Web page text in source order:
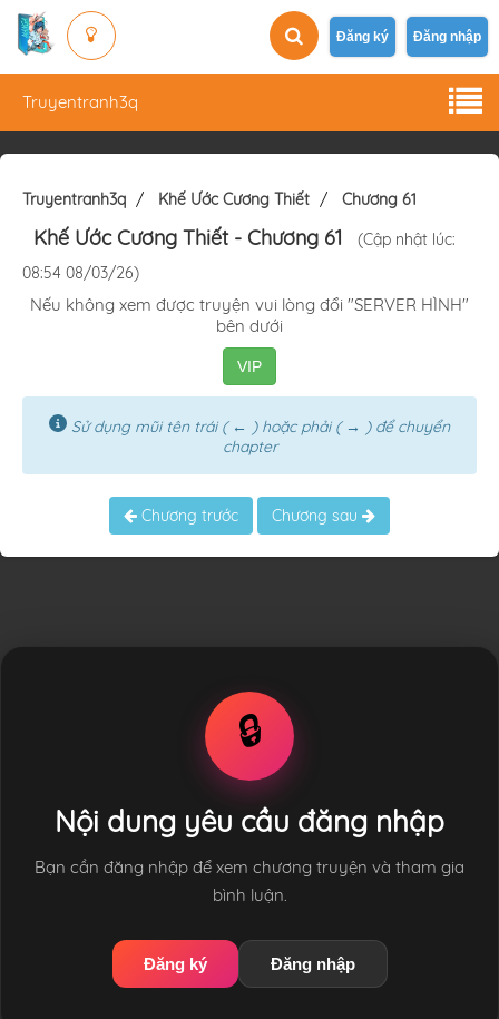
Đăng ký Đăng nhập
Truyentranh3q
Truyentranh3q Khế Ước Cương Thiết Chương 61
Khế Ước Cương Thiết- Chương 61
(Cập nhật lúc:
08:54 08/03/26)
Nếu không xem được truyện vui lòng đổi "SERVER HÌNH"
bên dưới
VIP
Sử dụng mũi tên trái ( ← ) hoặc phải ( → ) để chuyển
chapter
Chương trước Chương sau
🔒
Nội dung yêu cầu đăng nhập
Bạn cần đăng nhập để xem chương truyện và tham gia
bình luận.
Đăng ký Đăng nhập